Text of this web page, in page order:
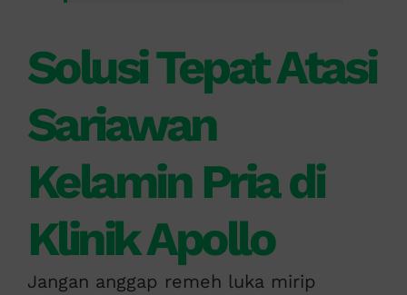
Solusi Tepat Atasi
Sariawan
Kelamin Pria di
Klinik Apollo
Jangan anggap remeh luka mirip